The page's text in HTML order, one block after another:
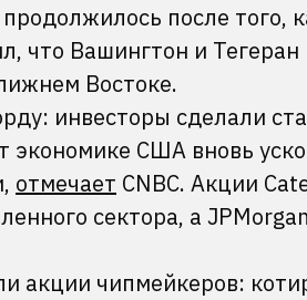
после того,
что Вашингтон и Тегеран
Востоке.
инвесторы сделали
экономике США вновь
отмечает CNBC. Акции
сектора, а
акции чипмейкеров: